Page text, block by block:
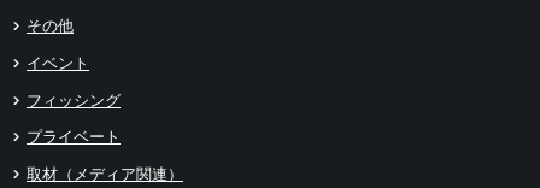
その他
イベント
フィッシング
プライベート
取材（メディア関連）